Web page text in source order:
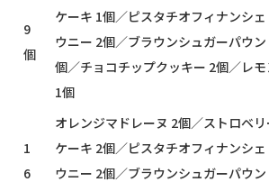
9
個
ケーキ 1個／ピスタチオフィナンシェ
ウニー 2個／ブラウンシュガーパウ
個／チョコチップクッキー 2個／レ
1個
1
6
オレンジマドレーヌ 2個／ストロベ
ケーキ 2個／ピスタチオフィナンシェ
ウニー 2個／ブラウンシュガーパウ